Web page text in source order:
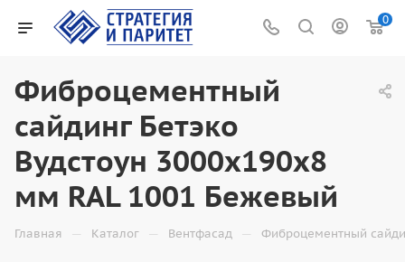
0
Фиброцементный
сайдинг Бетэко
Вудстоун 3000x190x8
мм RAL 1001 Бежевый
Главная — Каталог — Вентфасад — Фиброцементный